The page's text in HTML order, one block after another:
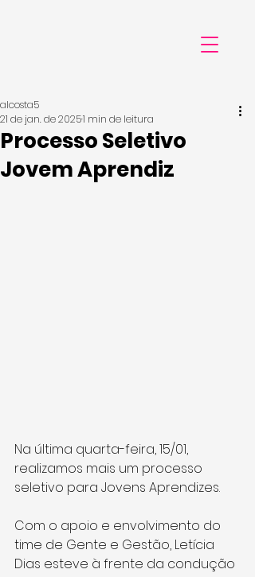
Processo Seletivo
Jovem Aprendiz
alcosta5
21 de jan. de 20251 min de leitura
Na última quarta-feira, 15/01,
realizamos mais um processo
seletivo para Jovens Aprendizes.
Com o apoio e envolvimento do
time de Gente e Gestão, Letícia
Dias esteve à frente da condução